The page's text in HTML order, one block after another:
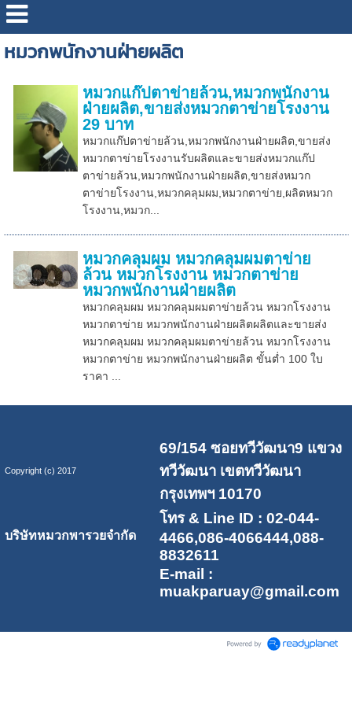
หมวกพนักงานฝ่ายผลิต
หมวกแก๊ปตาข่ายล้วน,หมวกพนักงาน
ฝ่ายผลิต,ขายส่งหมวกตาข่ายโรงงาน
29 บาท
หมวกแก๊ปตาข่ายล้วน,หมวกพนักงานฝ่ายผลิต,ขายส่ง
หมวกตาข่ายโรงงานรับผลิตและขายส่งหมวกแก๊ป
ตาข่ายล้วน,หมวกพนักงานฝ่ายผลิต,ขายส่งหมวก
ตาข่ายโรงงาน,หมวกคลุมผม,หมวกตาข่าย,ผลิตหมวก
โรงงาน,หมวก...
หมวกคลุมผม หมวกคลุมผมตาข่าย
ล้วน หมวกโรงงาน หมวกตาข่าย
หมวกพนักงานฝ่ายผลิต
หมวกคลุมผม หมวกคลุมผมตาข่ายล้วน หมวกโรงงาน
หมวกตาข่าย หมวกพนักงานฝ่ายผลิตผลิตและขายส่ง
หมวกคลุมผม หมวกคลุมผมตาข่ายล้วน หมวกโรงงาน
หมวกตาข่าย หมวกพนักงานฝ่ายผลิต ขั้นต่ำ 100 ใบ
ราคา ...
Copyright (c) 2017
69/154 ซอยทวีวัฒนา9 แขวง
ทวีวัฒนา เขตทวีวัฒนา
กรุงเทพฯ 10170
บริษัทหมวกพารวยจำกัด
โทร & Line ID : 02-044-
4466,086-4066444,088-
8832611
E-mail :
muakparuay@gmail.com